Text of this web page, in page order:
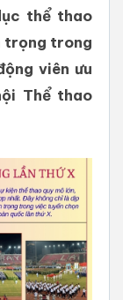
thể thao
trọng trong
viên ưu
Thể thao